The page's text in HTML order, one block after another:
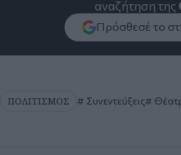
αναζήτηση της
Πρόσθεσέ το
ΠΟΛΙΤΙΣΜΟΣ Συνεντεύξεις